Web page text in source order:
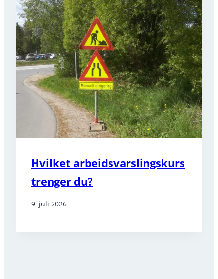
Hvilket arbeidsvarslingskurs
trenger du?
9. juli 2026